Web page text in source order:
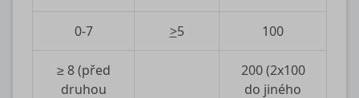
0‑7 >5 100
≥ 8 (před
druhou
200 (2x100
do jiného